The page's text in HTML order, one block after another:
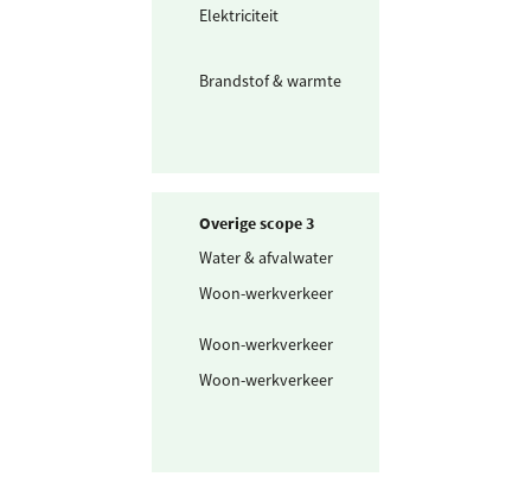
Elektriciteit
Brandstof & warmte
Overige scope 3
Water & afvalwater
Woon-werkverkeer
Woon-werkverkeer
Woon-werkverkeer